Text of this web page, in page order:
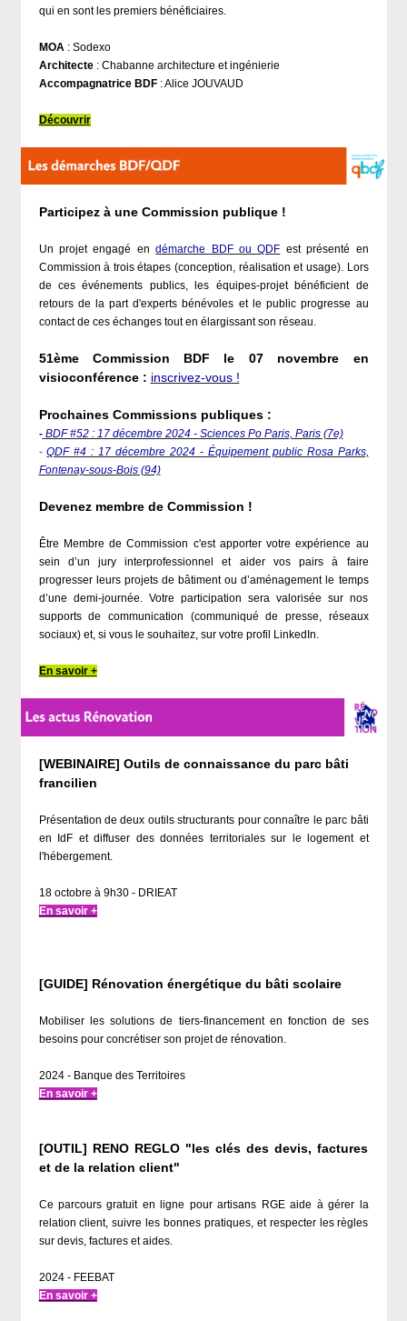
qui en sont les premiers bénéficiaires.
MOA : Sodexo
Architecte: Chabanne architecture et ingénierie
Accompagnatrice BDF: Alice JOUVAUD
Découvrir
Participez à une Commission publique !
Un projet engagé endémarche BDF ou QDF est présenté en
Commission à trois étapes (conception, réalisation et usage). Lors
de ces événements publics, les équipes-projet bénéficient de
retours de la part d'experts bénévoles et le public progresse au
contact de ces échanges tout en élargissant son réseau.
51ème Commission BDF le 07 novembre en
visioconférence : inscrivez-vous !
Prochaines Commissions publiques :
- BDF #52 : 17 décembre 2024 - Sciences Po Paris, Paris (7e)
-QDF #4 : 17 décembre 2024 - Équipement public Rosa Parks,
Fontenay-sous-Bois (94)
Devenez membre de Commission !
Être Membre de Commission c'est apporter votre expérience au
sein d’un jury interprofessionnel et aider vos pairs à faire
progresser leurs projets de bâtiment ou d’aménagement le temps
d’une demi-journée. Votre participation sera valorisée sur nos
supports de communication (communiqué de presse, réseaux
sociaux) et, si vous le souhaitez, sur votre profil LinkedIn.
En savoir +
[WEBINAIRE] Outils de connaissance du parc bâti
francilien
Présentation de deux outils structurants pour connaître le parc bâti
en IdF et diffuser des données territoriales sur le logement et
l'hébergement.
18 octobre à 9h30 - DRIEAT
En savoir +
[GUIDE] Rénovation énergétique du bâti scolaire
Mobiliser les solutions de tiers-financement en fonction de ses
besoins pour concrétiser son projet de rénovation.
2024 - Banque des Territoires
En savoir +
[OUTIL] RENO REGLO "les clés des devis, factures
et de la relation client"
Ce parcours gratuit en ligne pour artisans RGE aide à gérer la
relation client, suivre les bonnes pratiques, et respecter les règles
sur devis, factures et aides.
2024 - FEEBAT
En savoir +